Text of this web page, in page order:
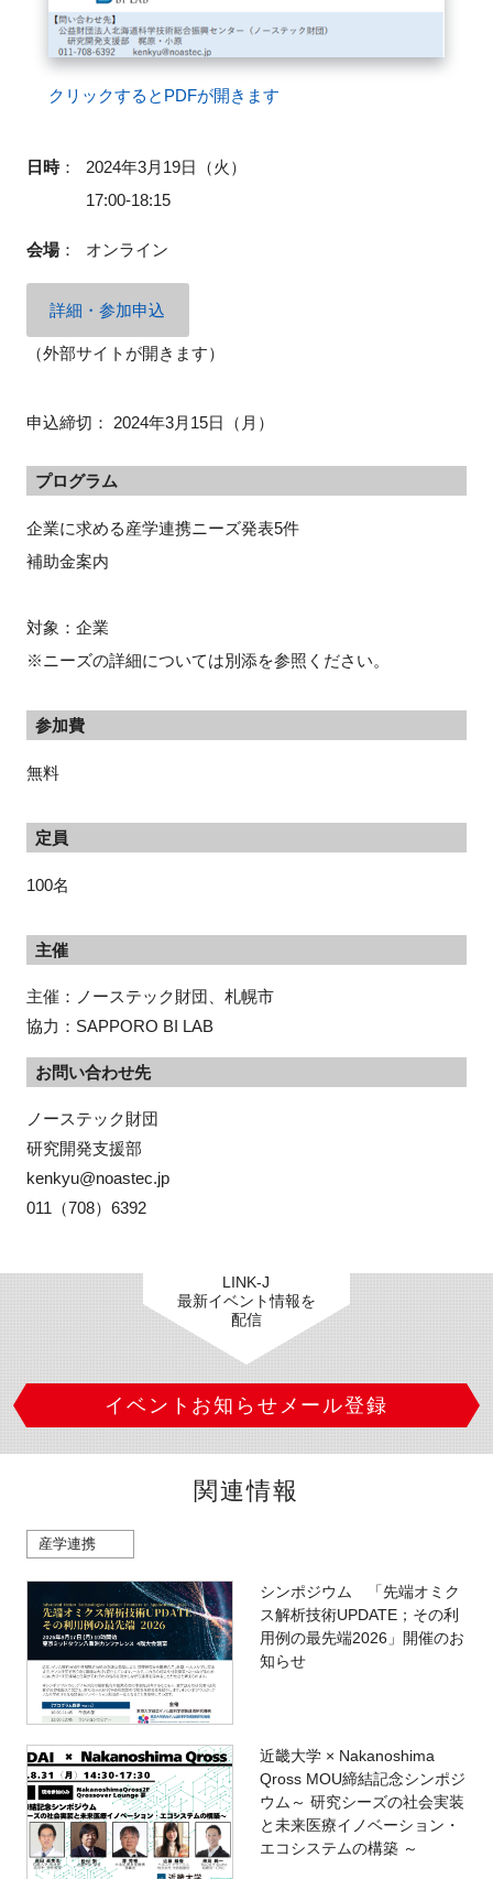
クリックするとPDFが開きます
日時：
2024年3月19日（火）
17:00-18:15
会場： オンライン
詳細・参加申込
（外部サイトが開きます）
申込締切： 2024年3月15日（月）
プログラム
企業に求める産学連携ニーズ発表5件
補助金案内
対象：企業
※ニーズの詳細については別添を参照ください。
参加費
無料
定員
100名
主催
主催：ノーステック財団、札幌市
協力：SAPPORO BI LAB
お問い合わせ先
ノーステック財団
研究開発支援部
kenkyu@noastec.jp
011（708）6392
LINK-J
最新イベント情報を
配信
イベントお知らせメール登録
関連情報
産学連携
シンポジウム 「先端オミク
ス解析技術UPDATE；その利
用例の最先端2026」開催のお
知らせ
近畿大学 × Nakanoshima
Qross MOU締結記念シンポジ
ウム～ 研究シーズの社会実装
と未来医療イノベーション・
エコシステムの構築 ～